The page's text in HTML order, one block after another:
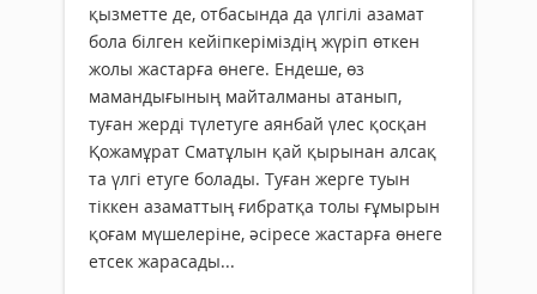
қызметте де, отбасында да үлгілі азамат
бола білген кейіпкеріміздің жүріп өткен
жолы жастарға өнеге. Ендеше, өз
мамандығының майталманы атанып,
туған жерді түлетуге аянбай үлес қосқан
Қожамұрат Сматұлын қай қырынан алсақ
та үлгі етуге болады. Туған жерге туын
тіккен азаматтың ғибратқа толы ғұмырын
қоғам мүшелеріне, әсіресе жастарға өнеге
етсек жарасады...